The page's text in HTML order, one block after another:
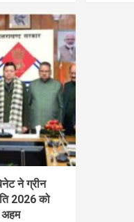
ने ग्रीन
2026 को
अहम